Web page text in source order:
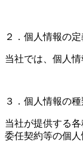
２．個人情報の
当社では、個人
３．個人情報の
当社が提供する
委任契約等の個